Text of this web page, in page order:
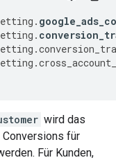
.
.
.
.
wird das
für
Für Kunden,